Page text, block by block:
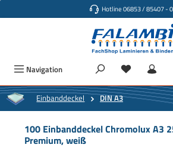
Hotline 06853 / 85407 -
Navigation
Einbanddeckel DIN A3
100 Einbanddeckel Chromolux A3
Premium, weiß